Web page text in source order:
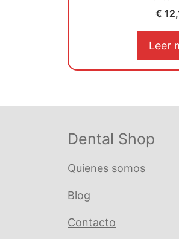
€
Leer
Dental Shop
Quienes somos
Blog
Contacto